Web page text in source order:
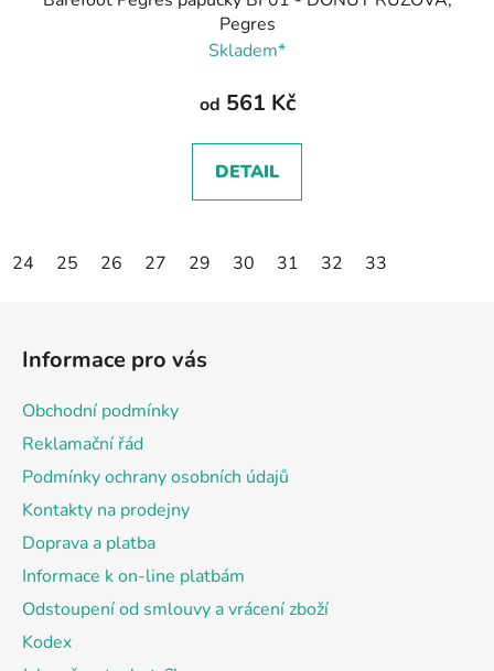
Pegres
Skladem*
od 561 Kč
DETAIL
24 25 26 27 29 30 31 32 33
Informace pro vás
Obchodní podmínky
Reklamační řád
Podmínky ochrany osobních údajů
Kontakty na prodejny
Doprava a platba
Informace k on-line platbám
Odstoupení od smlouvy a vrácení zboží
Kodex